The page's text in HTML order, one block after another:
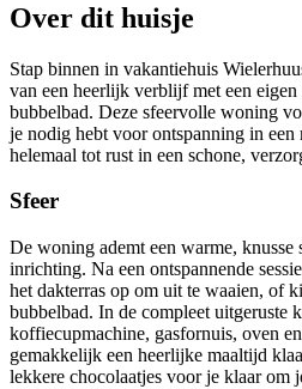
Over dit huisje
Stap binnen in vakantiehuis
van een heerlijk verblijf met een eigen
bubbelbad. Deze sfeervolle woning
je nodig hebt voor ontspanning in
helemaal tot rust in een schone,
Sfeer
De woning ademt een warme,
inrichting. Na een ontspannende
het dakterras op om uit te waaien, of
bubbelbad. In de compleet uitgeruste
koffiecupmachine, gasfornuis, oven
gemakkelijk een heerlijke maaltijd
lekkere chocolaatjes voor je klaar om